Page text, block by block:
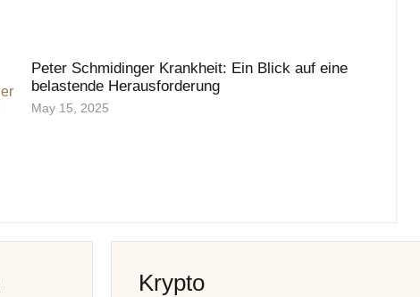
Peter Schmidinger Krankheit: Ein Blick auf eine
belastende Herausforderung
May 15, 2025
Krypto